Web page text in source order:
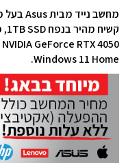
מחשב נייד מבית
Windows 11 Home.